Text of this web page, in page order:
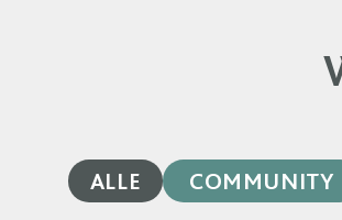
ALLE COMMUNITY